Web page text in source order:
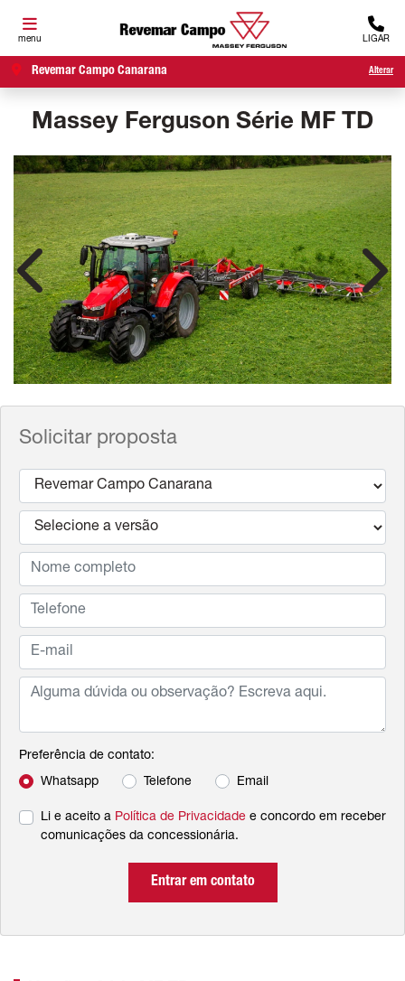
menu LIGAR
Revemar Campo Canarana Alterar
Massey Ferguson Série MF TD
Solicitar proposta
Preferência de contato:
Whatsapp Telefone Email
Li e aceito a Política de Privacidade e concordo em receber
comunicações da concessionária.
Entrar em contato
Anterior